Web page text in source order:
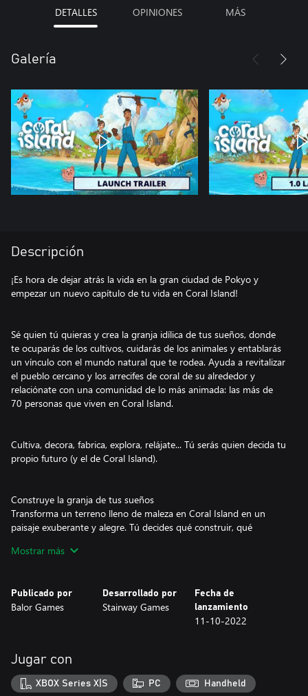
DETALLES OPINIONES MÁS
Galería
Descripción
¡Es hora de dejar atrás la vida en la gran ciudad de Pokyo y
empezar un nuevo capítulo de tu vida en Coral Island!
Sé quien tú quieras y crea la granja idílica de tus sueños, donde
te ocuparás de los cultivos, cuidarás de los animales y entablarás
un vínculo con el mundo natural que te rodea. Ayuda a revitalizar
el pueblo cercano y los arrecifes de coral de su alrededor y
relaciónate con una comunidad de lo más animada: las más de
70 personas que viven en Coral Island.
Cultiva, decora, fabrica, explora, relájate... Tú serás quien decida tu
propio futuro (y el de Coral Island).
Construye la granja de tus sueños
Transforma un terreno lleno de maleza en Coral Island en un
paisaje exuberante y alegre. Tú decides qué construir, qué
En Coral Island, la historia cambia con cada estación que pasa,
pero la vida nunca se detiene. Pásate los días explorando la isla o
encuentra en el pueblo a alguien especial con quien construir el
monstruos o céntrate en mejorar tu granja hasta lograr la
perfección. Tú decides.
Mostrar más
Publicado por
Balor Games
Desarrollado por
Stairway Games
Fecha de
lanzamiento
11-10-2022
Jugar con
XBOX Series X|S PC Handheld